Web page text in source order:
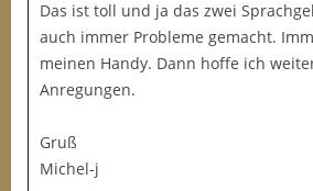
Das ist toll und ja das zwei
auch immer Probleme gemacht.
meinen Handy. Dann hoffe ich
Anregungen.
Gruß
Michel-j